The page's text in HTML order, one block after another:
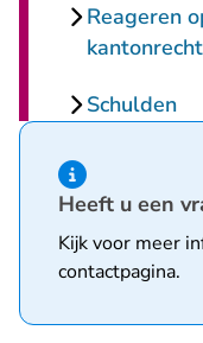
Reageren
Schulden
Hint van type
Heeft u een
Kijk voor meer
contactpagina.